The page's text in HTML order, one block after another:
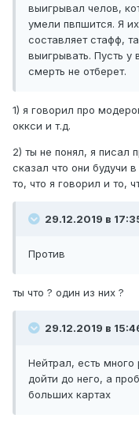
выигрывал челов,
умели пвпшится. Я
составляет стафф,
выигрывать. Пусть у
смерть не отберет.
1) я говорил про
оккси и т.д.
2) ты не понял, я писал
сказал что они будучи
то, что я говорил и то,
29.12.2019 в
Против
ты что ? один из них ?
29.12.2019 в
Нейтрал, есть много
дойти до него, а
больших картах